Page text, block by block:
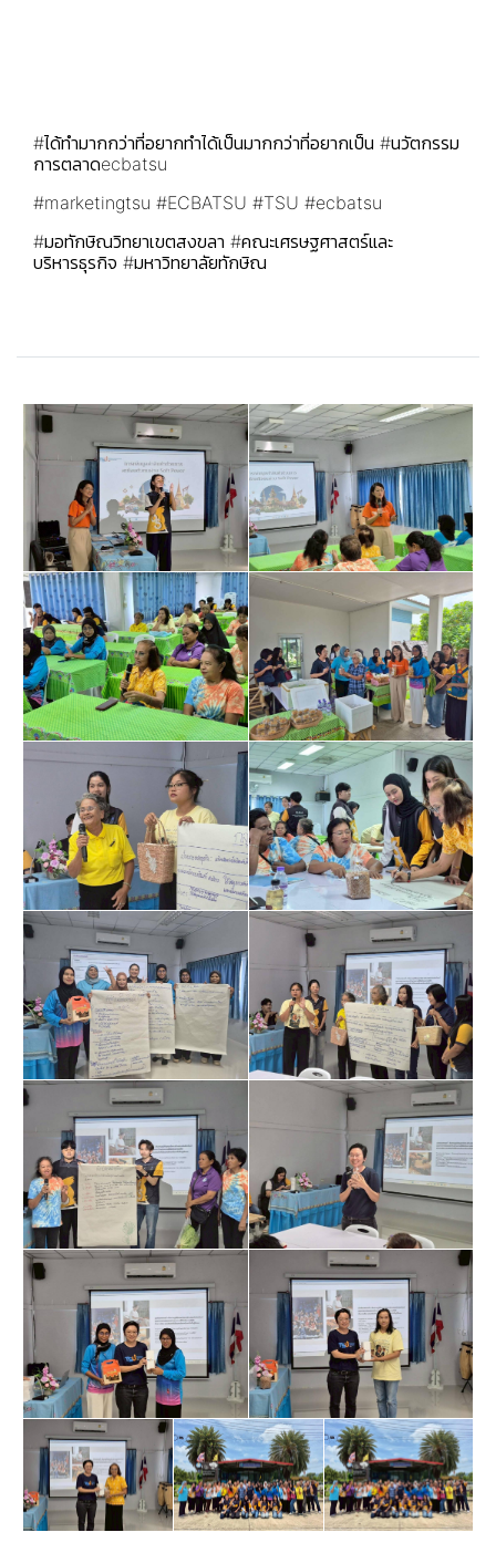
#ได้ทำมากกว่าที่อยากทำได้เป็นมากกว่าที่อยากเป็น #นวัตกรรม
การตลาดecbatsu
#marketingtsu #ECBATSU #TSU #ecbatsu
#มอทักษิณวิทยาเขตสงขลา #คณะเศรษฐศาสตร์และ
บริหารธุรกิจ #มหาวิทยาลัยทักษิณ